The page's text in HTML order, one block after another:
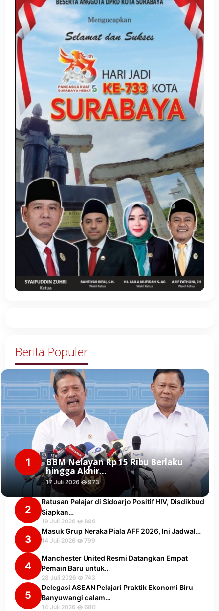
Berita Populer
1 BBM Nelayan Rp 15 Ribu Berlaku
hingga Akhir…
17 Juli 2026 973
2
Ratusan Pelajar di Sidoarjo Positif HIV, Disdikbud
Siapkan…
19 Juli 2026 896
3
Masuk Grup Neraka Piala AFF 2026, Ini Jadwal…
14 Juli 2026 799
4
Manchester United Resmi Datangkan Empat
Pemain Baru untuk…
28 Juli 2026 743
5
Delegasi ASEAN Pelajari Praktik Ekonomi Biru
Banyuwangi dalam…
14 Juli 2026 680